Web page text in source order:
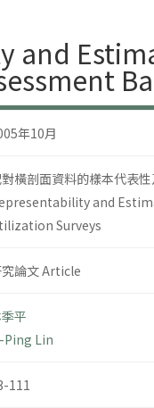
and
年10月
橫剖面資料的樣本代表
and
Surveys
論文 Article
平
Ping Lin
111